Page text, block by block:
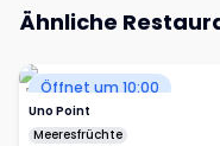
Ähnliche
Öffnet um 10:00
Uno Point
Meeresfrüchte